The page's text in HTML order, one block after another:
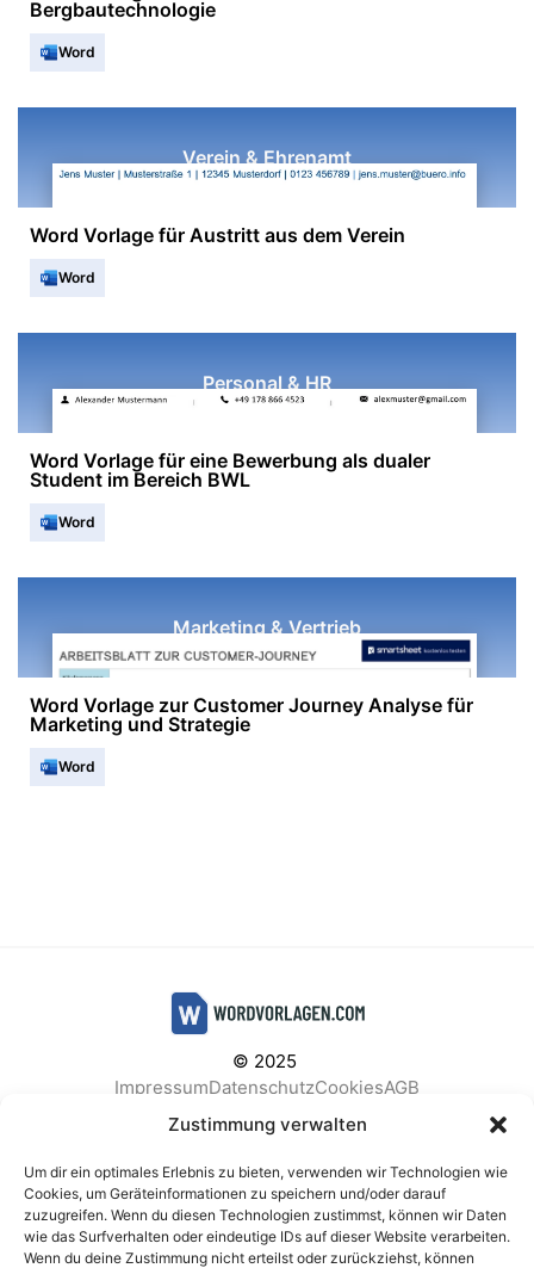
Zustimmung verwalten
Um dir ein optimales Erlebnis zu bieten, verwenden wir Technologien wie
Cookies, um Geräteinformationen zu speichern und/oder darauf
zuzugreifen. Wenn du diesen Technologien zustimmst, können wir Daten
wie das Surfverhalten oder eindeutige IDs auf dieser Website verarbeiten.
Wenn du deine Zustimmung nicht erteilst oder zurückziehst, können
Bergbautechnologie
Word
Verein & Ehrenamt
Word Vorlage für Austritt aus dem Verein
Word
Personal & HR
Word Vorlage für eine Bewerbung als dualer
Student im Bereich BWL
Word
Marketing & Vertrieb
Word Vorlage zur Customer Journey Analyse für
Marketing und Strategie
Word
© 2025
ImpressumDatenschutzCookiesAGB
Facebook
Instagram
BELIEBTE KATEGORIEN